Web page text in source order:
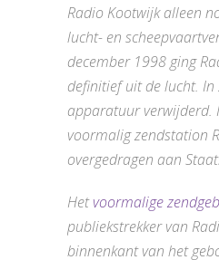
Radio Kootwijk alleen
lucht- en
december 1998 ging
definitief uit de lucht.
apparatuur verwijderd.
voormalig zendstation
overgedragen aan
Hetvoormalige
publiekstrekker van
binnenkant van het